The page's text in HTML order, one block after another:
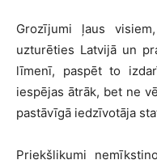
Grozījumi ļaus
uzturēties Latvijā un
līmenī, paspēt to
iespējas ātrāk, bet ne
pastāvīgā iedzīvotāja
Priekšlikumi